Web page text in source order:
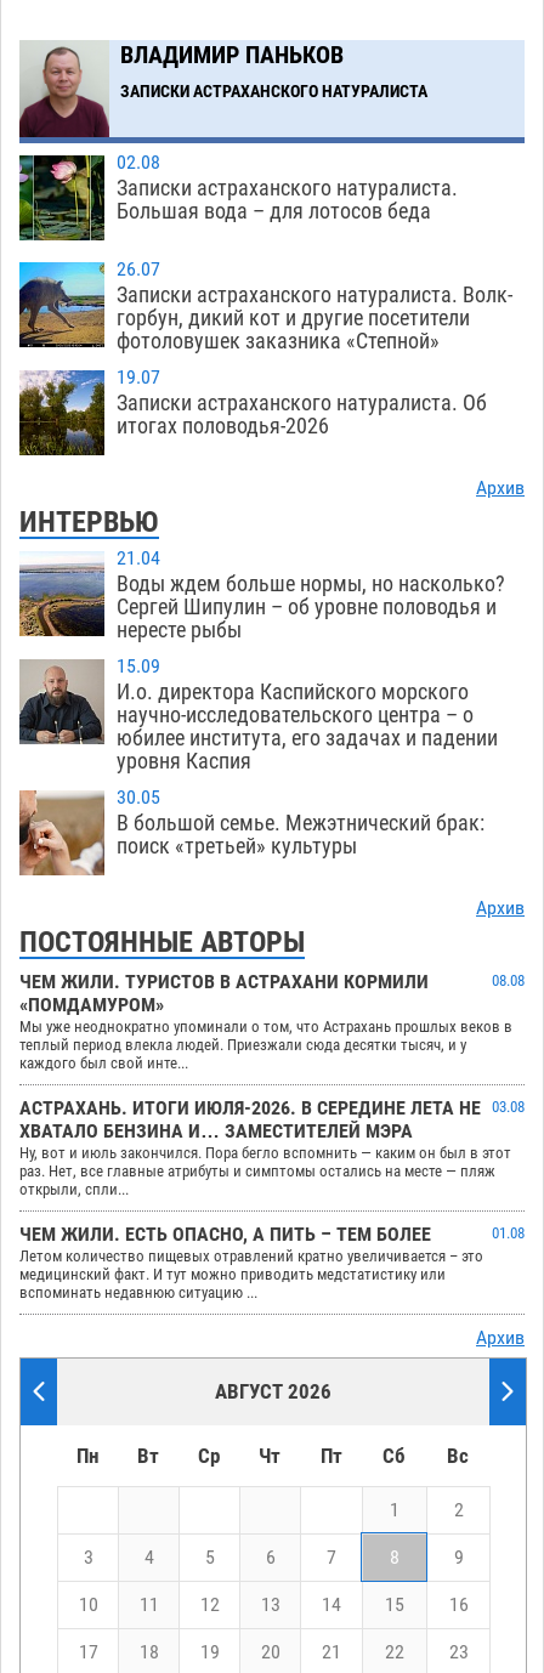
10:43
Астраханский суд встал на сторону МЧС в
споре за возврат униформы
07.08
ВЛАДИМИР ПАНЬКОВ
ЗАПИСКИ АСТРАХАНСКОГО НАТУРАЛИСТА
02.08
Записки астраханского натуралиста.
Большая вода – для лотосов беда
26.07
Записки астраханского натуралиста. Волк-
горбун, дикий кот и другие посетители
фотоловушек заказника «Степной»
19.07
Записки астраханского натуралиста. Об
итогах половодья-2026
Архив
ИНТЕРВЬЮ
21.04
Воды ждем больше нормы, но насколько?
Сергей Шипулин – об уровне половодья и
нересте рыбы
15.09
И.о. директора Каспийского морского
научно-исследовательского центра – о
юбилее института, его задачах и падении
уровня Каспия
30.05
В большой семье. Межэтнический брак:
поиск «третьей» культуры
Архив
ПОСТОЯННЫЕ АВТОРЫ
ЧЕМ ЖИЛИ. ТУРИСТОВ В АСТРАХАНИ КОРМИЛИ
«ПОМДАМУРОМ»
08.08
Мы уже неоднократно упоминали о том, что Астрахань прошлых веков в
теплый период влекла людей. Приезжали сюда десятки тысяч, и у
каждого был свой инте...
АСТРАХАНЬ. ИТОГИ ИЮЛЯ-2026. В СЕРЕДИНЕ ЛЕТА НЕ
ХВАТАЛО БЕНЗИНА И… ЗАМЕСТИТЕЛЕЙ МЭРА
03.08
Ну, вот и июль закончился. Пора бегло вспомнить — каким он был в этот
раз. Нет, все главные атрибуты и симптомы остались на месте — пляж
открыли, спли...
ЧЕМ ЖИЛИ. ЕСТЬ ОПАСНО, А ПИТЬ – ТЕМ БОЛЕЕ
01.08
Летом количество пищевых отравлений кратно увеличивается – это
медицинский факт. И тут можно приводить медстатистику или
вспоминать недавнюю ситуацию ...
Архив
АВГУСТ 2026
Пн Вт Ср Чт Пт Сб Вс
1 2
3 4 5 6 7 8 9
10 11 12 13 14 15 16
17 18 19 20 21 22 23